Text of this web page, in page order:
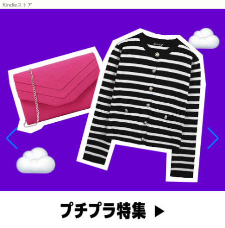
Kindleストア